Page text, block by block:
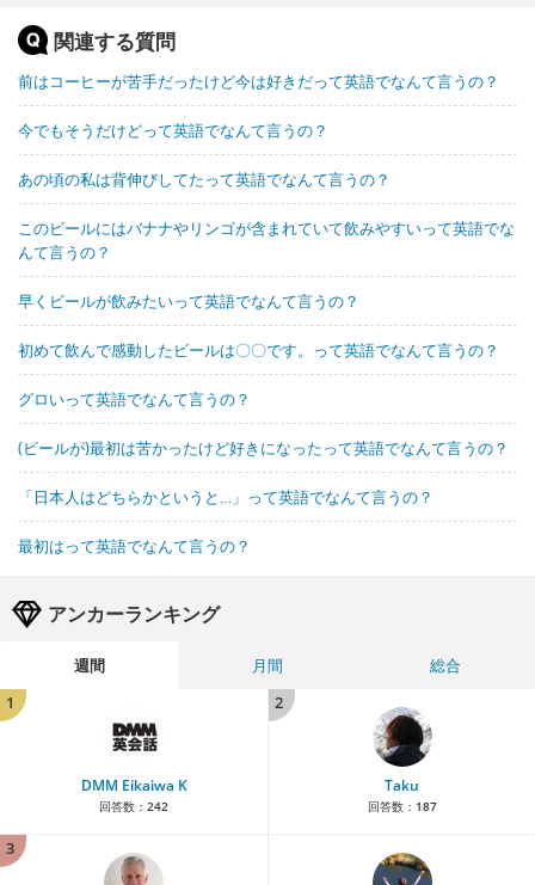
関連する質問
前はコーヒーが苦手だったけど今は好きだって英語でなんて言うの？
今でもそうだけどって英語でなんて言うの？
あの頃の私は背伸びしてたって英語でなんて言うの？
このビールにはバナナやリンゴが含まれていて飲みやすいって英語でな
んて言うの？
早くビールが飲みたいって英語でなんて言うの？
初めて飲んで感動したビールは〇〇です。って英語でなんて言うの？
グロいって英語でなんて言うの？
(ビールが)最初は苦かったけど好きになったって英語でなんて言うの？
「日本人はどちらかというと…」って英語でなんて言うの？
最初はって英語でなんて言うの？
アンカーランキング
週間 月間
総合
1
DMM Eikaiwa K
回答数： 242
2
Taku
回答数： 187
3